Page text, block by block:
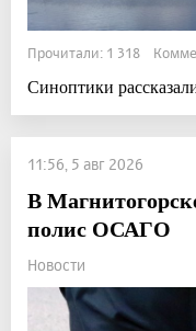
Прочитали: 1 318
Синоптики
11:56, 5 авг 2026
В
полис ОСАГО
Новости